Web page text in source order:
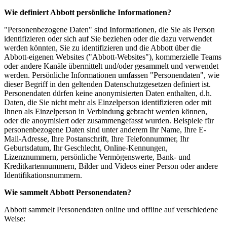
Wie definiert Abbott persönliche Informationen?
"Personenbezogene Daten" sind Informationen, die Sie als Person
identifizieren oder sich auf Sie beziehen oder die dazu verwendet
werden könnten, Sie zu identifizieren und die Abbott über die
Abbott-eigenen Websites ("Abbott-Websites"), kommerzielle Teams
oder andere Kanäle übermittelt und/oder gesammelt und verwendet
werden. Persönliche Informationen umfassen "Personendaten", wie
dieser Begriff in den geltenden Datenschutzgesetzen definiert ist.
Personendaten dürfen keine anonymisierten Daten enthalten, d.h.
Daten, die Sie nicht mehr als Einzelperson identifizieren oder mit
Ihnen als Einzelperson in Verbindung gebracht werden können,
oder die anoymisiert oder zusammengefasst wurden. Beispiele für
personenbezogene Daten sind unter anderem Ihr Name, Ihre E-
Mail-Adresse, Ihre Postanschrift, Ihre Telefonnummer, Ihr
Geburtsdatum, Ihr Geschlecht, Online-Kennungen,
Lizenznummern, persönliche Vermögenswerte, Bank- und
Kreditkartennummern, Bilder und Videos einer Person oder andere
Identifikationsnummern.
Wie sammelt Abbott Personendaten?
Abbott sammelt Personendaten online und offline auf verschiedene
Weise: